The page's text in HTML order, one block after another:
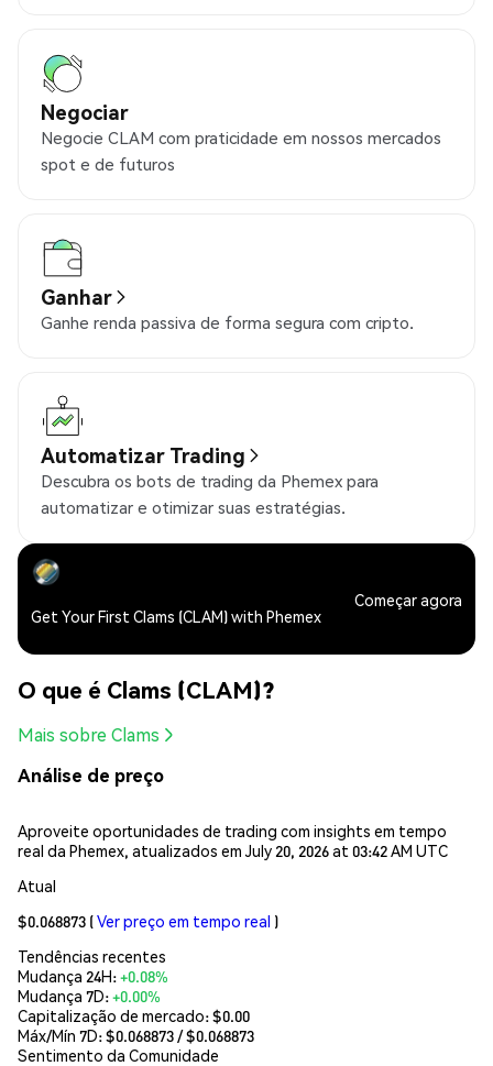
Negociar
Negocie CLAM com praticidade em nossos mercados
spot e de futuros
Ganhar
Ganhe renda passiva de forma segura com cripto.
Automatizar Trading
Descubra os bots de trading da Phemex para
automatizar e otimizar suas estratégias.
Get Your First Clams (CLAM) with Phemex
Começar agora
O que é Clams (CLAM)?
Mais sobre Clams
Análise de preço
Aproveite oportunidades de trading com insights em tempo
real da Phemex, atualizados em July 20, 2026 at 03:42 AM UTC
Atual
$0.068873 (Ver preço em tempo real )
Tendências recentes
Mudança 24H:+0.08%
Mudança 7D:+0.00%
Capitalização de mercado:$0.00
Máx/Mín 7D: $0.068873/ $0.068873
Sentimento da Comunidade